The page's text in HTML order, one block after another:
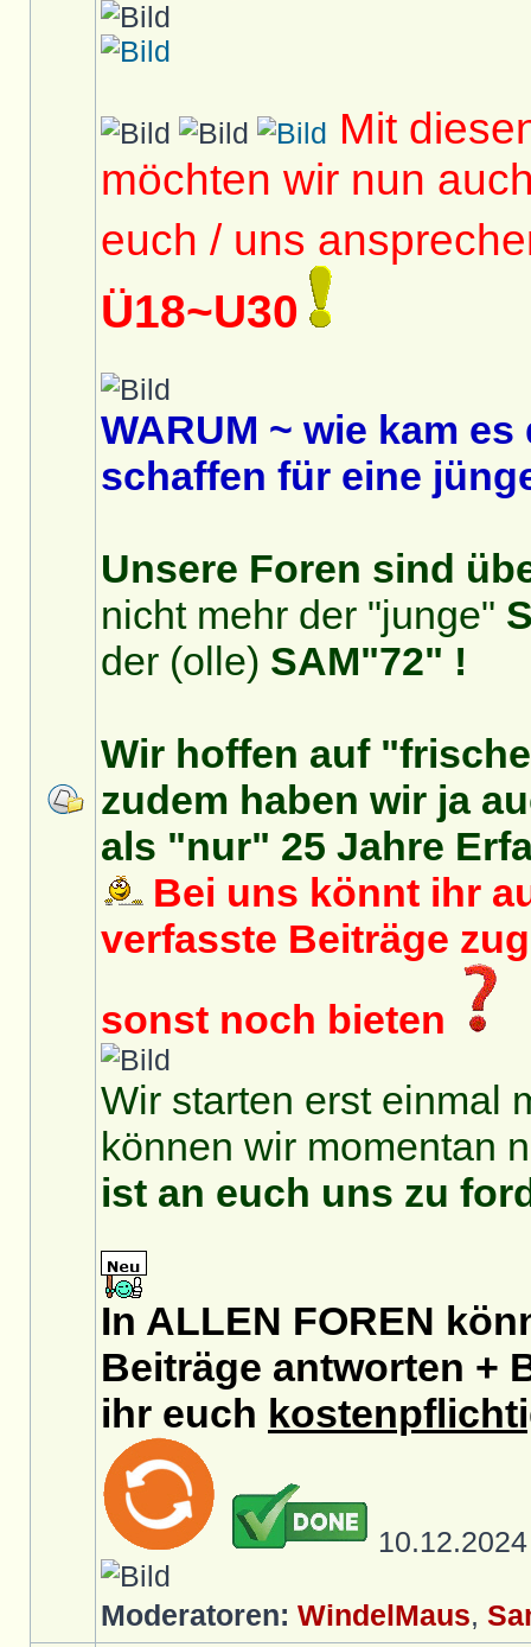
Mit
möchten wir nun
euch / uns
Ü18~U30
WARUM ~ wie kam
schaffen für eine
Unsere Foren sind
nicht mehr der "junge"
der (olle) SAM"72" !
Wir hoffen auf
zudem haben wir ja
als "nur" 25 Jahre
Bei uns könnt ihr
verfasste Beiträge
sonst noch bieten
Wir starten erst einmal
können wir momentan
ist an euch uns zu
In ALLEN FOREN
Beiträge antworten +
ihr euch
Moderatoren: WindelMaus,